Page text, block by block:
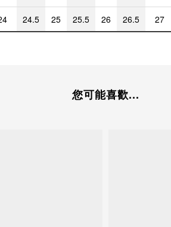
24.5 25 25.5 26 26.5 27
您可能喜歡...